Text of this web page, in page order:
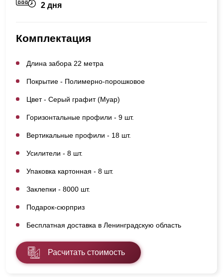
2 дня
Комплектация
Длина забора 22 метра
Покрытие - Полимерно-порошковое
Цвет - Серый графит (Муар)
Горизонтальные профили - 9 шт.
Вертикальные профили - 18 шт.
Усилители - 8 шт.
Упаковка картонная - 8 шт.
Заклепки - 8000 шт.
Подарок-сюрприз
Бесплатная доставка в Ленинградскую область
Расчитать стоимость